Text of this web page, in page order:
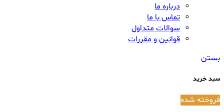
درباره ما
تماس با ما
سوالات متداول
قوانین و مقررات
بستن
سبد خرید
فروخته شده